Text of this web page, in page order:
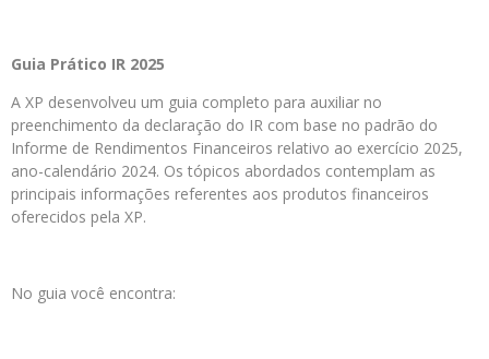
Guia Prático IR 2025
A XP desenvolveu um guia completo para auxiliar no
preenchimento da declaração do IR com base no padrão do
Informe de Rendimentos Financeiros relativo ao exercício 2025,
ano-calendário 2024. Os tópicos abordados contemplam as
principais informações referentes aos produtos financeiros
oferecidos pela XP.
No guia você encontra: